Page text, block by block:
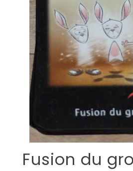
Fusion du